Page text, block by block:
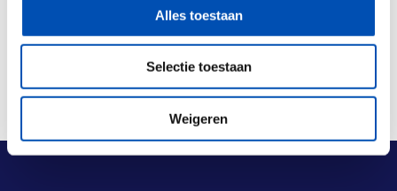
Alles toestaan
Selectie toestaan
Weigeren